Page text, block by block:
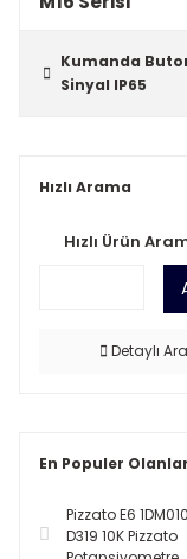
Kumanda
Sinyal IP65
Hızlı Arama
Hızlı Ürün
Detaylı
En Populer Olanlar
Pizzato E6
D319 10K Pizzato